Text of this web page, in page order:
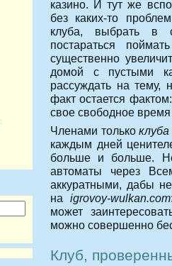
казино. И тут же
без каких-то
клуба, выбрать в
постараться
существенно
домой с пустыми
рассуждать на тему,
факт остается
свое свободное
Членами только
каждым дней
больше и больше.
автоматы через
аккуратными, дабы
на igrovoy-wulkan.com
может
можно совершенно
Клуб,